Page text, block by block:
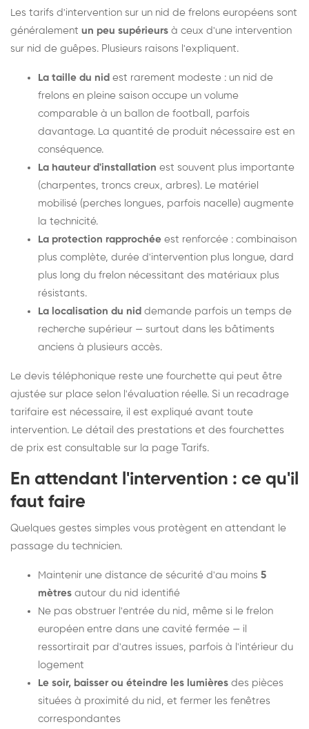
Les tarifs d'intervention sur un nid de frelons européens sont
généralement un peu supérieurs à ceux d'une intervention
sur nid de guêpes. Plusieurs raisons l'expliquent.
La taille du nid est rarement modeste : un nid de
frelons en pleine saison occupe un volume
comparable à un ballon de football, parfois
davantage. La quantité de produit nécessaire est en
conséquence.
La hauteur d'installation est souvent plus importante
(charpentes, troncs creux, arbres). Le matériel
mobilisé (perches longues, parfois nacelle) augmente
la technicité.
La protection rapprochée est renforcée : combinaison
plus complète, durée d'intervention plus longue, dard
plus long du frelon nécessitant des matériaux plus
résistants.
La localisation du nid demande parfois un temps de
recherche supérieur — surtout dans les bâtiments
anciens à plusieurs accès.
Le devis téléphonique reste une fourchette qui peut être
ajustée sur place selon l'évaluation réelle. Si un recadrage
tarifaire est nécessaire, il est expliqué avant toute
intervention. Le détail des prestations et des fourchettes
de prix est consultable sur la page Tarifs.
En attendant l'intervention : ce qu'il
faut faire
Quelques gestes simples vous protègent en attendant le
passage du technicien.
Maintenir une distance de sécurité d'au moins 5
mètres autour du nid identifié
Ne pas obstruer l'entrée du nid, même si le frelon
européen entre dans une cavité fermée — il
ressortirait par d'autres issues, parfois à l'intérieur du
logement
Le soir, baisser ou éteindre les lumières des pièces
situées à proximité du nid, et fermer les fenêtres
correspondantes